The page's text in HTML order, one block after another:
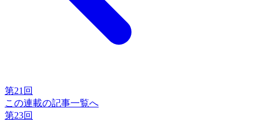
第21回
この連載の記事一覧へ
第23回